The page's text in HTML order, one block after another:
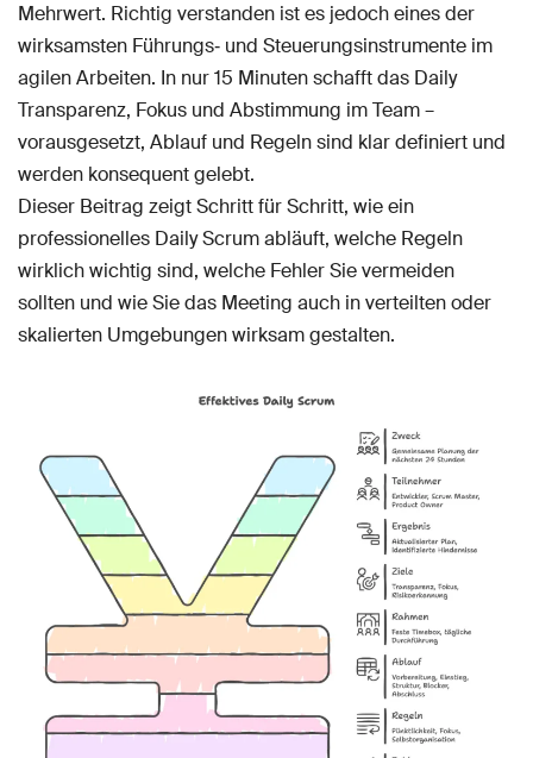
Mehrwert. Richtig verstanden ist es jedoch eines der
wirksamsten Führungs‑ und Steuerungsinstrumente im
agilen Arbeiten. In nur 15 Minuten schafft das Daily
Transparenz, Fokus und Abstimmung im Team –
vorausgesetzt, Ablauf und Regeln sind klar definiert und
werden konsequent gelebt.
Dieser Beitrag zeigt Schritt für Schritt, wie ein
professionelles Daily Scrum abläuft, welche Regeln
wirklich wichtig sind, welche Fehler Sie vermeiden
sollten und wie Sie das Meeting auch in verteilten oder
skalierten Umgebungen wirksam gestalten.